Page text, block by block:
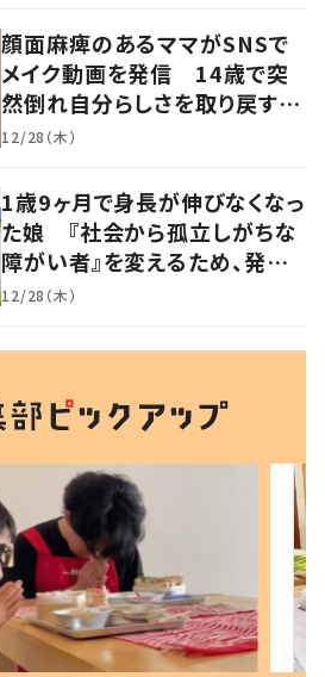
顔面麻痺のあるママがSNSで
メイク動画を発信 14歳で突
然倒れ自分らしさを取り戻すま
で
12/28（木）
1歳9ヶ月で身長が伸びなくなっ
た娘 『社会から孤立しがちな
障がい者』を変えるため、発信
を続ける母と娘に迫る
12/28（木）